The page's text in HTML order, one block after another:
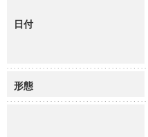
日付
形態